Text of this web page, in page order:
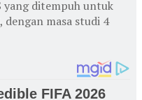
yang ditempuh untuk
dengan masa studi 4